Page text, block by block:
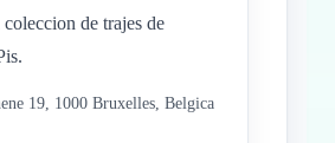
de trajes de
19, 1000 Bruxelles, Belgica